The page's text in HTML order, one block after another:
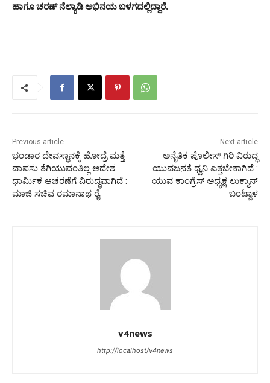
ಹಾಗೂ ಚರಣ್ ನೆಲ್ಯಾಡಿ ಅಭಿನಯ ಬಳಗದಲ್ಲಿದ್ದಾರೆ.
Previous article
ಭಂಡಾರ ದೇವಸ್ಥಾನಕ್ಕೆ ಹೋದ್ರೆ ಮತ್ತೆ
ವಾಪಸು ತೆಗಿಯುವಂತಿಲ್ಲ ಆದೇಶ
ಧಾರ್ಮಿಕ ಆಚರಣೆಗೆ ವಿರುದ್ಧವಾಗಿದೆ :
ಮಾಜಿ ಸಚಿವ ರಮಾನಾಥ ರೈ
Next article
ಅನೈತಿಕ ಪೊಲೀಸ್ ಗಿರಿ ವಿರುದ್ಧ
ಯುವಜನತೆ ಧ್ವನಿ ಎತ್ತಬೇಕಾಗಿದೆ :
ಯುವ ಕಾಂಗ್ರೆಸ್ ಅಧ್ಯಕ್ಷ ಲುಕ್ಮಾನ್
ಬಂಟ್ವಾಳ
v4news
http://localhost/v4news